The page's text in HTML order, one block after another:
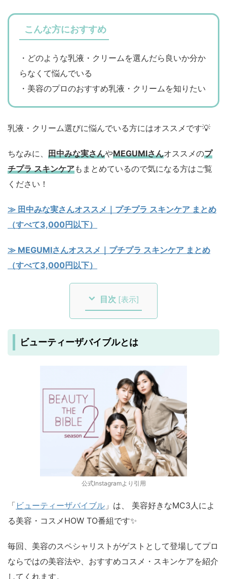
こんな方におすすめ
・どのような乳液・クリームを選んだら良いか分か
らなくて悩んでいる
・美容のプロのおすすめ乳液・クリームを知りたい
乳液・クリーム選びに悩んでいる方にはオススメです💡
ちなみに、 田中みな実さんやMEGUMIさんオススメのプ
チプラ スキンケアもまとめているので気になる方はご覧
ください！
≫ 田中みな実さんオススメ｜プチプラ スキンケア まとめ
（すべて3,000円以下）
≫ MEGUMIさんオススメ｜プチプラ スキンケア まとめ
（すべて3,000円以下）
目次 [表示]
ビューティーザバイブルとは
公式Instagramより引用
「 ビューティーザバイブル 」 は、 美容好きなMC3人によ
る美容・コスメHOW TO番組です✨
毎回、美容のスペシャリストがゲストとして登場してプロ
ならではの美容法や、おすすめコスメ・スキンケアを紹介
してくれます。